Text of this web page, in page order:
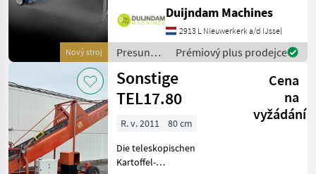
Nový stroj
wird zur Herstellung von
Substrat für Pflanzen
verwendet und als Ersatz
für Torferde einges
Duijndam Machines
2913 L Nieuwerkerk a/d IJssel
Presun
materiálu
/ Sonstige
Prémiový plus prodejce
Sonstige
TEL17.80
Cena
na
vyžádání
R. v. 2011
80 cm
Die teleskopischen
Kartoffel-